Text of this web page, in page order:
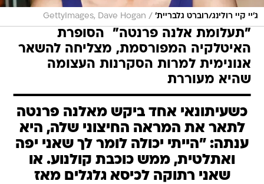
ג'יי קיי רולינג/רוברט גלבריית' /
GettyImages, Dave Hogan
"תעלומת אלנה פרנטה"  הסופרת
האיטלקיה המפורסמת, מצליחה להשאר
אנונימית למרות הסקרנות העצומה
שהיא מעוררת
כשעיתונאי אחד ביקש מאלנה פרנטה
לתאר את המראה החיצוני שלה, היא
ענתה: "הייתי יכולה לומר לך שאני יפה
ואתלטית, ממש כוכבת קולנוע. או
שאני רתוקה לכיסא גלגלים מאז